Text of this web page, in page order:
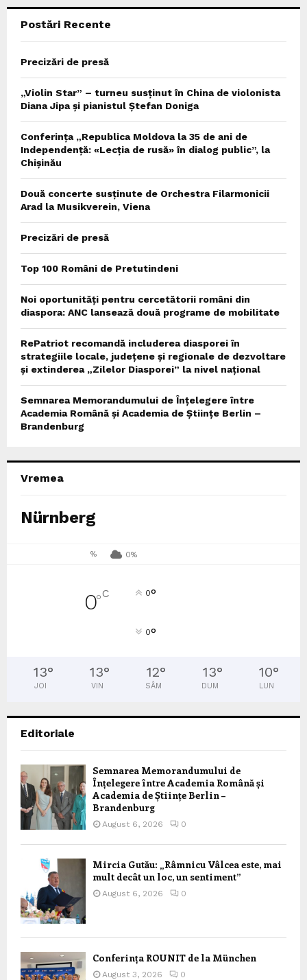
Postări Recente
Precizări de presă
„Violin Star” – turneu susținut în China de violonista
Diana Jipa și pianistul Ștefan Doniga
Conferința „Republica Moldova la 35 de ani de
Independență: «Lecția de rusă» în dialog public”, la
Chișinău
Două concerte susținute de Orchestra Filarmonicii
Arad la Musikverein, Viena
Precizări de presă
Top 100 Români de Pretutindeni
Noi oportunități pentru cercetătorii români din
diaspora: ANC lansează două programe de mobilitate
RePatriot recomandă includerea diasporei în
strategiile locale, județene și regionale de dezvoltare
și extinderea „Zilelor Diasporei” la nivel național
Semnarea Memorandumului de Înțelegere între
Academia Română și Academia de Științe Berlin –
Brandenburg
Vremea
Nürnberg
% 0%
0°C 0°
0°
13°
JOI
13°
VIN
12°
SÂM
13°
DUM
10°
LUN
Editoriale
Semnarea Memorandumului de
Înțelegere între Academia Română și
Academia de Științe Berlin –
Brandenburg
August 6, 2026 0
Mircia Gutău: „Râmnicu Vâlcea este, mai
mult decât un loc, un sentiment”
August 6, 2026 0
Conferința ROUNIT de la München
August 3, 2026 0